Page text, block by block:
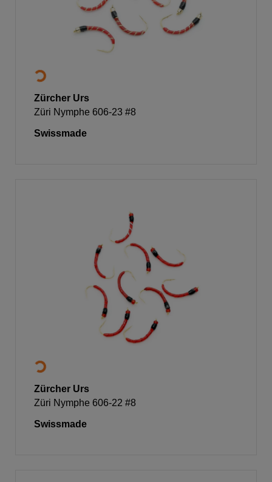
Zürcher Urs
Züri Nymphe 606-23 #8
Swissmade
Zürcher Urs
Züri Nymphe 606-22 #8
Swissmade